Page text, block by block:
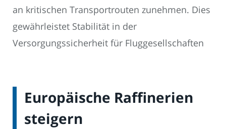
an kritischen Transportrouten zunehmen. Dies
gewährleistet Stabilität in der
Versorgungssicherheit für Fluggesellschaften
Europäische Raffinerien
steigern